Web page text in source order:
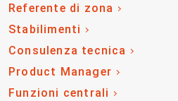
Referente di zona
Stabilimenti
Consulenza tecnica
Product Manager
Funzioni centrali